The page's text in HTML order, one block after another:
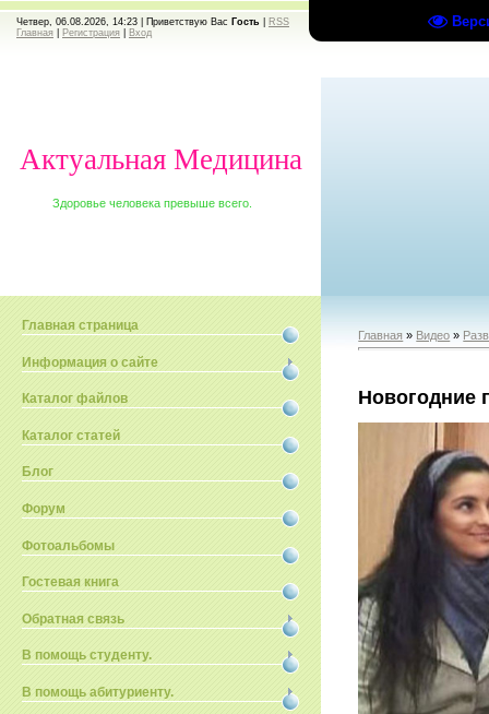
Четвер, 06.08.2026, 14:23 | Приветствую Вас Гость
RSS
Главная
Регистрация Вход
Актуальная Медицина
Здоровье человека превыше всего.
Главная страница
Информация о сайте
Каталог файлов
Каталог статей
Блог
Форум
Фотоальбомы
Гостевая книга
Обратная связь
В помощь студенту.
В помощь абитуриенту.
Главная » Видео »
Новогодние